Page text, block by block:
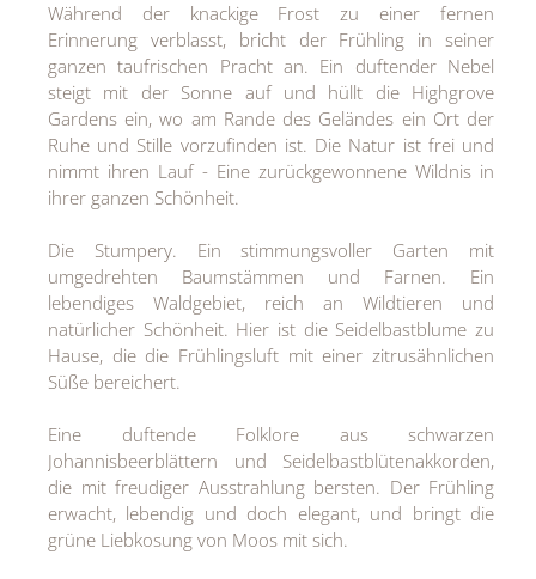
Während der knackige Frost zu einer fernen
Erinnerung verblasst, bricht der Frühling in seiner
ganzen taufrischen Pracht an. Ein duftender Nebel
steigt mit der Sonne auf und hüllt die Highgrove
Gardens ein, wo am Rande des Geländes ein Ort der
Ruhe und Stille vorzufinden ist. Die Natur ist frei und
nimmt ihren Lauf - Eine zurückgewonnene Wildnis in
ihrer ganzen Schönheit.
Die Stumpery. Ein stimmungsvoller Garten mit
umgedrehten Baumstämmen und Farnen. Ein
lebendiges Waldgebiet, reich an Wildtieren und
natürlicher Schönheit. Hier ist die Seidelbastblume zu
Hause, die die Frühlingsluft mit einer zitrusähnlichen
Süße bereichert.
Eine duftende Folklore aus schwarzen
Johannisbeerblättern und Seidelbastblütenakkorden,
die mit freudiger Ausstrahlung bersten. Der Frühling
erwacht, lebendig und doch elegant, und bringt die
grüne Liebkosung von Moos mit sich.